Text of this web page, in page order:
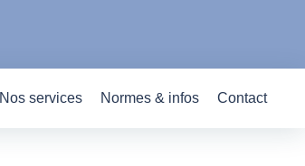
Nos services Normes & infos Contact